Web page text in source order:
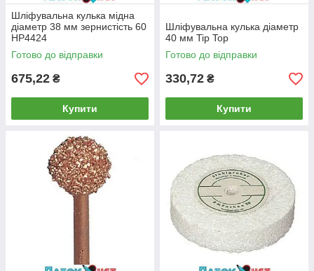
Шліфувальна кулька мідна
діаметр 38 мм зернистість 60
HP4424
Готово до відправки
675,22 ₴
Купити
Шліфувальна кулька діаметр
40 мм Tip Top
Готово до відправки
330,72 ₴
Купити